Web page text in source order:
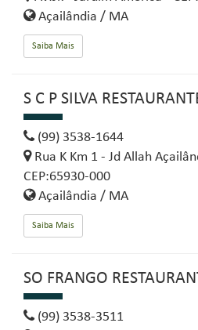
Açailândia / MA
Saiba Mais
S C P SILVA
(99) 3538-1644
Rua K Km 1 - Jd Allah
CEP:65930-000
Açailândia / MA
Saiba Mais
SO FRANGO
(99) 3538-3511